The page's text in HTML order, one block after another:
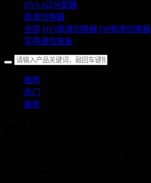
DVI 4口分配器
高清切换器
全部 DVI高清切换器 DP高清切换器
军用通信装备
推荐
热门
最新